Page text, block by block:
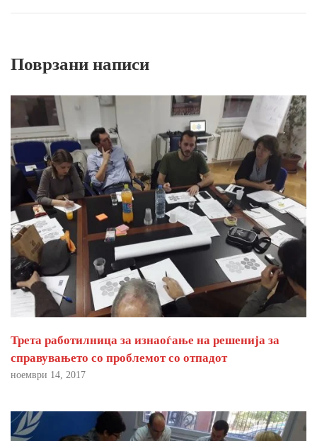
Поврзани написи
Трета работилница за изнаоѓање на решенија за
справувањето со проблемот со отпадот
ноември 14, 2017